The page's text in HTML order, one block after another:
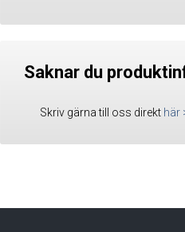
Saknar du
Skriv gärna till oss direkt här